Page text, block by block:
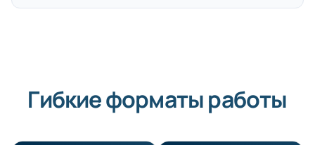
Гибкие форматы работы